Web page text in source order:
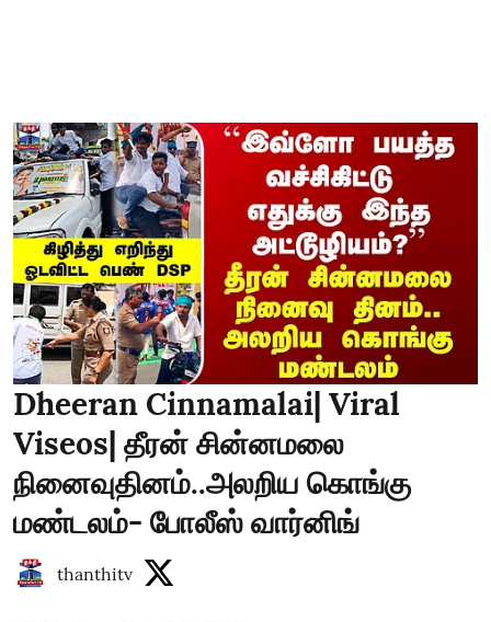
Dheeran Cinnamalai| Viral
Viseos| தீரன் சின்னமலை
நினைவுதினம்..அலறிய கொங்கு
மண்டலம்- போலீஸ் வார்னிங்
thanthitv